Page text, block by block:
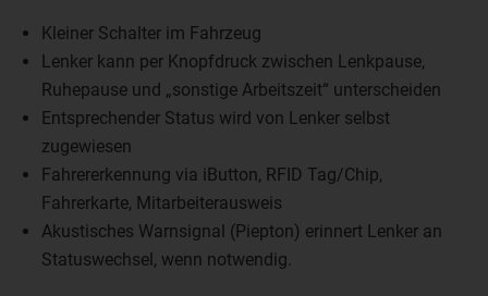
Kleiner Schalter im Fahrzeug
Lenker kann per Knopfdruck zwischen Lenkpause,
Ruhepause und „sonstige Arbeitszeit“ unterscheiden
Entsprechender Status wird von Lenker selbst
zugewiesen
Fahrererkennung via iButton, RFID Tag/Chip,
Fahrerkarte, Mitarbeiterausweis
Akustisches Warnsignal (Piepton) erinnert Lenker an
Statuswechsel, wenn notwendig.